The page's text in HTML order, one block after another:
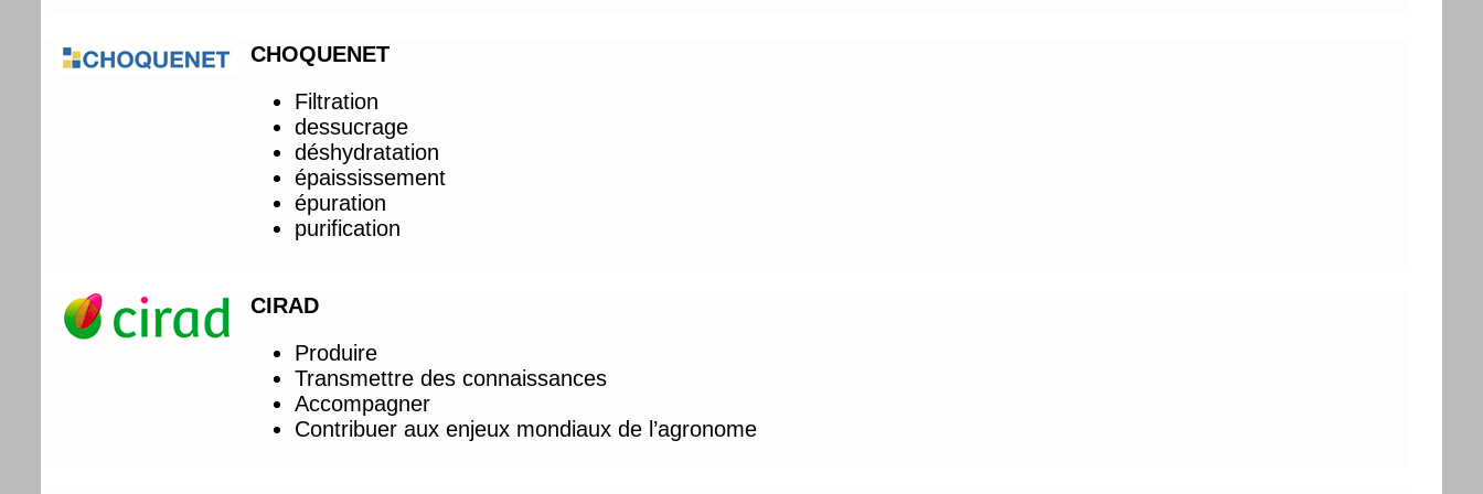
CHOQUENET
Filtration
dessucrage
déshydratation
épaississement
épuration
purification
CIRAD
Produire
Transmettre des connaissances
Accompagner
Contribuer aux enjeux mondiaux de l’agronome